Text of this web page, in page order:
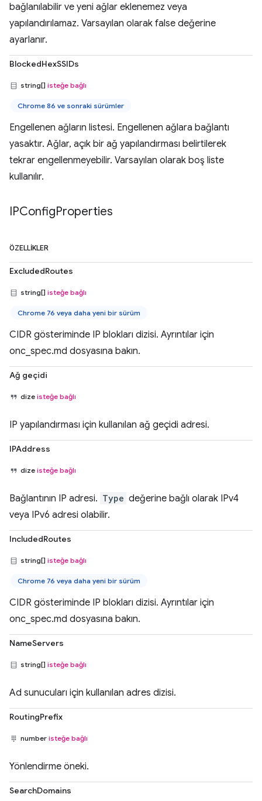
bağlanılabilir ve yeni ağlar eklenemez veya
yapılandırılamaz. Varsayılan olarak false değerine
ayarlanır.
BlockedHexSSIDs
string[] isteğe bağlı
Chrome 86 ve sonraki sürümler
Engellenen ağların listesi. Engellenen ağlara bağlantı
yasaktır. Ağlar, açık bir ağ yapılandırması belirtilerek
tekrar engellenmeyebilir. Varsayılan olarak boş liste
kullanılır.
IPConfigProperties
ÖZELLIKLER
ExcludedRoutes
string[] isteğe bağlı
Chrome 76 veya daha yeni bir sürüm
CIDR gösteriminde IP blokları dizisi. Ayrıntılar için
onc_spec.md dosyasına bakın.
Ağ geçidi
dize isteğe bağlı
IP yapılandırması için kullanılan ağ geçidi adresi.
IPAddress
dize isteğe bağlı
Bağlantının IP adresi. Type değerine bağlı olarak IPv4
veya IPv6 adresi olabilir.
IncludedRoutes
string[] isteğe bağlı
Chrome 76 veya daha yeni bir sürüm
CIDR gösteriminde IP blokları dizisi. Ayrıntılar için
onc_spec.md dosyasına bakın.
NameServers
string[] isteğe bağlı
Ad sunucuları için kullanılan adres dizisi.
RoutingPrefix
number isteğe bağlı
Yönlendirme öneki.
SearchDomains